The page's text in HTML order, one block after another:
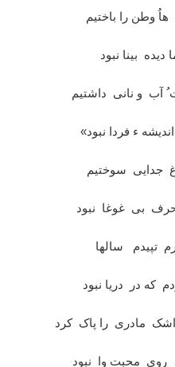
وطن را باختیم
دیده بینا نبود
و نانی داشتیم
ء فردا نبود»
جدایی سوختیم
بی غوغا نبود
تپیدم سالها
که در دریا نبود
مادری را پاک کرد
محبت وا نبود